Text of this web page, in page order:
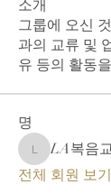
소개
그룹에 오신
과의 교류 및
유 등의 활동
명
LA복음교회
LA복음
전체 회원 보